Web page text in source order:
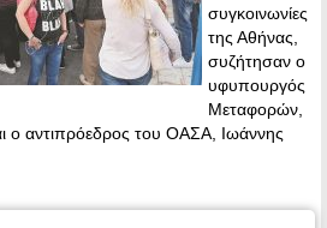
συγκοινωνίες
της Αθήνας,
συζήτησαν ο
υφυπουργός
Μεταφορών,
ο αντιπρόεδρος του ΟΑΣΑ, Ιωάννης